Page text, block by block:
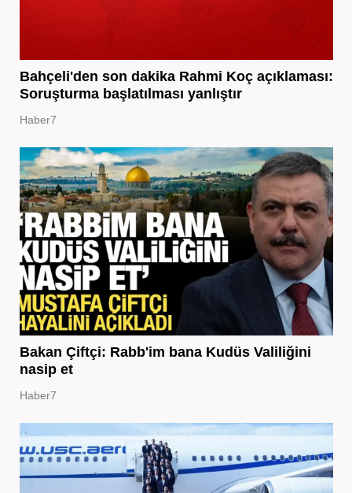
Bahçeli'den son dakika Rahmi Koç açıklaması:
Soruşturma başlatılması yanlıştır
Haber7
Bakan Çiftçi: Rabb'im bana Kudüs Valiliğini
nasip et
Haber7